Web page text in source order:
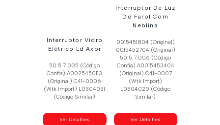
Interruptor Vidro
Elétrico Ld Axor
50.5.7.005 (Código
Confia) A0025450113
(Original) C41-0006
(Wtk Import) L0304031
(Código Similar)
Ver Detalhes
Interruptor De Luz
Do Farol Com
Neblina
0015451804 (Original)
0015452704 (Original)
50.5.7.006 (Código
Confia) A0015453404
(Original) C41-0007
(Wtk Import)
L0304020 (Código
Similar)
Ver Detalhes